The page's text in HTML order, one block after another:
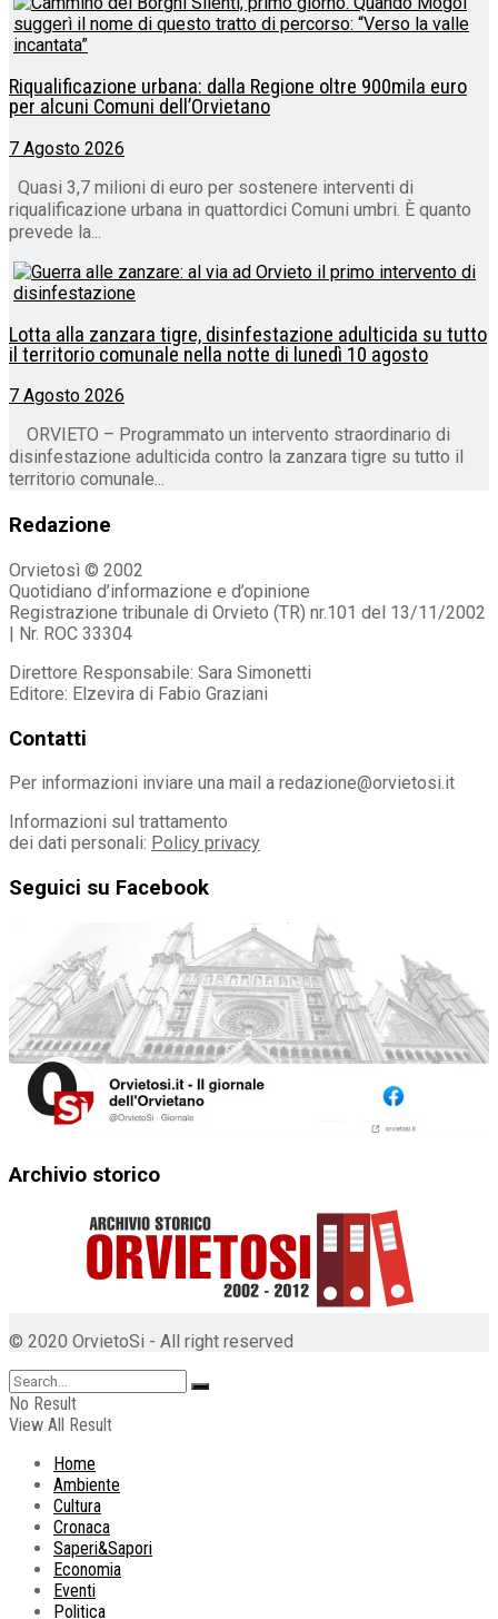
Riqualificazione urbana: dalla Regione oltre 900mila euro
per alcuni Comuni dell’Orvietano
7 Agosto 2026
Quasi 3,7 milioni di euro per sostenere interventi di
riqualificazione urbana in quattordici Comuni umbri. È quanto
prevede la...
Lotta alla zanzara tigre, disinfestazione adulticida su tutto
il territorio comunale nella notte di lunedì 10 agosto
7 Agosto 2026
ORVIETO – Programmato un intervento straordinario di
disinfestazione adulticida contro la zanzara tigre su tutto il
territorio comunale...
Redazione
Orvietosì © 2002
Quotidiano d’informazione e d’opinione
Registrazione tribunale di Orvieto (TR) nr.101 del 13/11/2002
| Nr. ROC 33304
Direttore Responsabile: Sara Simonetti
Editore: Elzevira di Fabio Graziani
Contatti
Per informazioni inviare una mail a redazione@orvietosi.it
Informazioni sul trattamento
dei dati personali: Policy privacy
Seguici su Facebook
Archivio storico
© 2020 OrvietoSi - All right reserved
No Result
View All Result
Home
Ambiente
Cultura
Cronaca
Saperi&Sapori
Economia
Eventi
Politica